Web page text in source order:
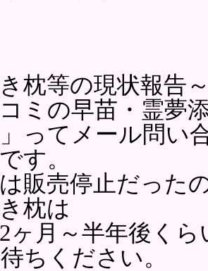
枕等の現状報告
コミの早苗・霊夢
ってメール問い
す。
販売停止だった
枕は
ヶ月～半年後く
ちください。